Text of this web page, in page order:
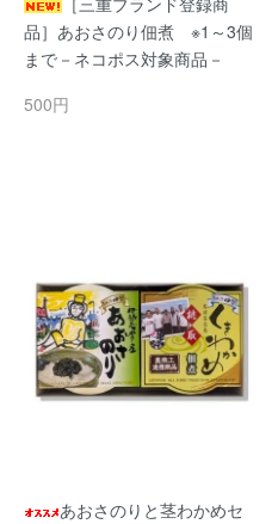
品］あおさのり佃煮 ※1～3個
まで－ネコポス対象商品－
500円
あおさのりと茎わかめセ